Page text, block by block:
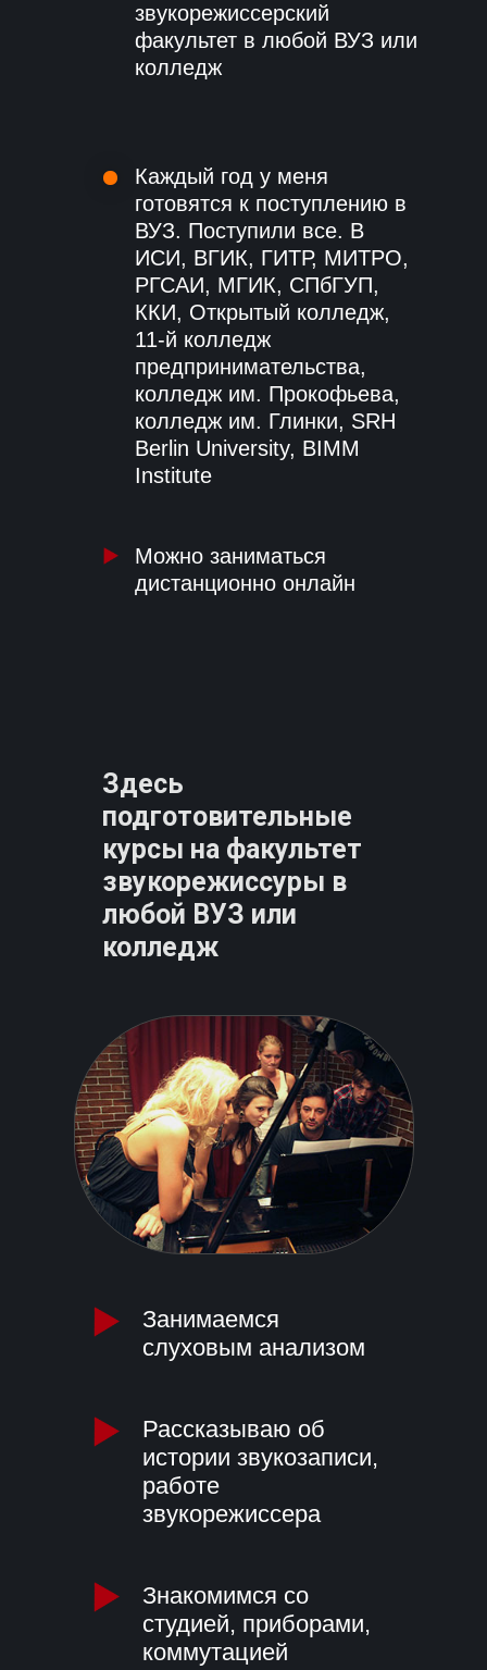
звукорежиссерский
факультет в любой ВУЗ или
колледж
Каждый год у меня
готовятся к поступлению в
ВУЗ. Поступили все. В
ИСИ, ВГИК, ГИТР, МИТРО,
РГСАИ, МГИК, СПбГУП,
ККИ, Открытый колледж,
11-й колледж
предпринимательства,
колледж им. Прокофьева,
колледж им. Глинки, SRH
Berlin University, BIMM
Institute
Можно заниматься
дистанционно онлайн
Занимаемся
слуховым анализом
Здесь
подготовительные
курсы на факультет
звукорежиссуры в
любой ВУЗ или
колледж
Рассказываю об
истории звукозаписи,
работе
звукорежиссера
Знакомимся со
студией, приборами,
коммутацией